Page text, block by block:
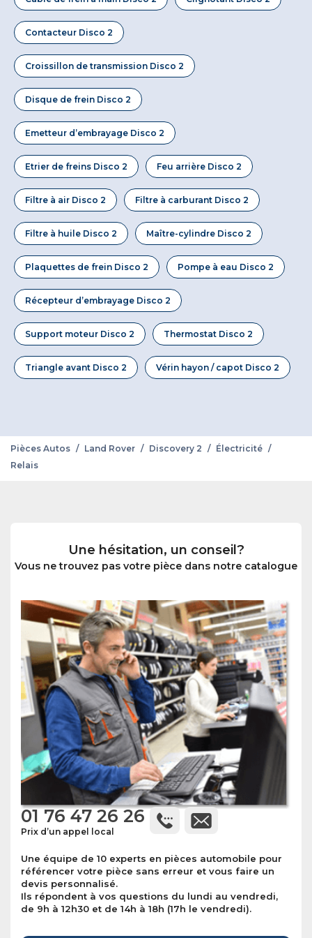
Contacteur Disco 2
Croissillon de transmission Disco 2
Disque de frein Disco 2
Emetteur d’embrayage Disco 2
Etrier de freins Disco 2 Feu arrière Disco 2
Filtre à air Disco 2 Filtre à carburant Disco 2
Filtre à huile Disco 2 Maître-cylindre Disco 2
Plaquettes de frein Disco 2 Pompe à eau Disco 2
Récepteur d’embrayage Disco 2
Support moteur Disco 2 Thermostat Disco 2
Triangle avant Disco 2 Vérin hayon / capot Disco 2
Pièces Autos / Land Rover / Discovery 2 / Électricité /
Relais
Une hésitation, un conseil?
Vous ne trouvez pas votre pièce dans notre catalogue
01 76 47 26 26
Prix d’un appel local
Une équipe de 10 experts en pièces automobile pour
référencer votre pièce sans erreur et vous faire un
devis personnalisé.
Ils répondent à vos questions du lundi au vendredi,
de 9h à 12h30 et de 14h à 18h (17h le vendredi).